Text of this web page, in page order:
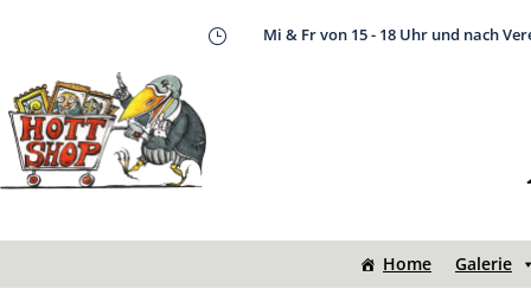
} Mi & Fr von 15 - 18 Uhr und nach
Home Galerie